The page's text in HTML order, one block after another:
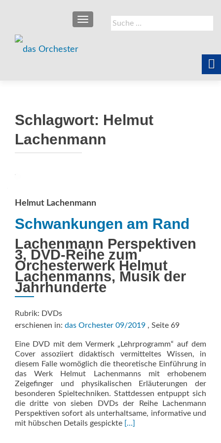
Suche
nach:
SCHALTE NAVIGATION
Schlagwort: Helmut
Lachenmann
Helmut Lachenmann
Schwankungen am Rand
Lachenmann Perspektiven
3, DVD-Reihe zum
Orchesterwerk Helmut
Lachenmanns, Musik der
Jahrhunderte
Rubrik: DVDs
erschienen in: das Orchester 09/2019 , Seite 69
Eine DVD mit dem Vermerk „Lehrprogramm“ auf dem
Cover assoziiert didaktisch vermitteltes Wissen, in
diesem Falle womöglich die theoretische Einführung in
das Werk Helmut Lachenmanns mit erhobenem
Zeigefinger und physikalischen Erläuterungen der
besonderen Spieltechniken. Stattdessen entpuppt sich
die dritte von sieben DVDs der Reihe Lachenmann
Perspektiven sofort als unterhaltsame, informative und
mit hübschen Details gespickte Read
[…]